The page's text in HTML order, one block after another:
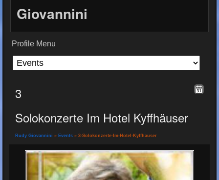
Giovannini
Profile Menu
3
Solokonzerte Im Hotel Kyffhäuser
Rudy Giovannini » Events » 3-Solokonzerte-Im-Hotel-Kyffhauser